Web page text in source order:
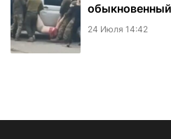
24 Июля 14:42